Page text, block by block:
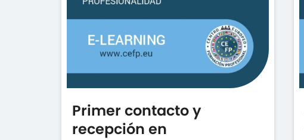
Primer contacto y
recepción en